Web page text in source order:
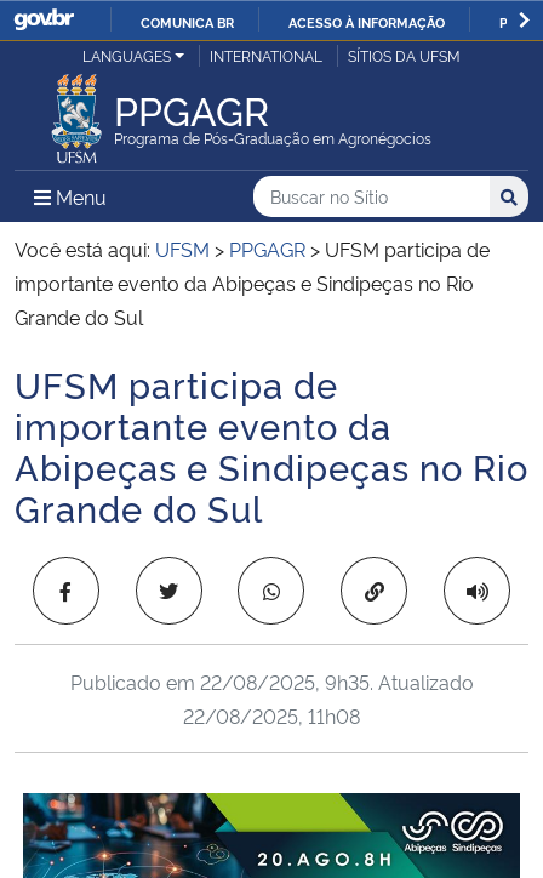
IR
COMUNICA BR ACESSO À INFORMAÇÃO
Ministério da Justiça e Segurança Pública
Ministério da Defesa
Ministério das Relações Exteriores
Ministério da Economia
Ministério da Infraestrutura
Ministério da Agricultura, Pecuária e Abastecimento
Ministério da Educação
Ministério da Cidadania
Ministério da Saúde
Ministério de Minas e Energia
Ministério da Ciência, Tecnologia, Inovações e Comunicações
Ministério do Meio Ambiente
LANGUAGES INTERNATIONAL SÍTIOS DA UFSM
PPGAGR
Programa de Pós-Graduação em Agronégocios
Menu Menu Principal do Sítio
Busca
Buscar no no Sítio
Busca:
Você está aqui: UFSM > PPGAGR > UFSM participa de
importante evento da Abipeças e Sindipeças no Rio
Grande do Sul
Início do conteúdo
UFSM participa de
importante evento da
Abipeças e Sindipeças no Rio
Grande do Sul
Copiar para área
Publicado em 22/08/2025, 9h35. Atualizado
22/08/2025, 11h08